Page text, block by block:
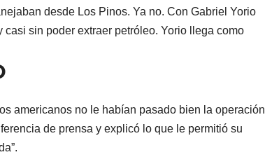
desde Los Pinos. Ya no. Con Gabriel Yorio
sin poder extraer petróleo. Yorio llega como
americanos no le habían pasado bien la operación
de prensa y explicó lo que le permitió su